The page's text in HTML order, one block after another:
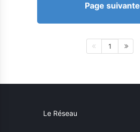
Page suivante
1
Le Réseau